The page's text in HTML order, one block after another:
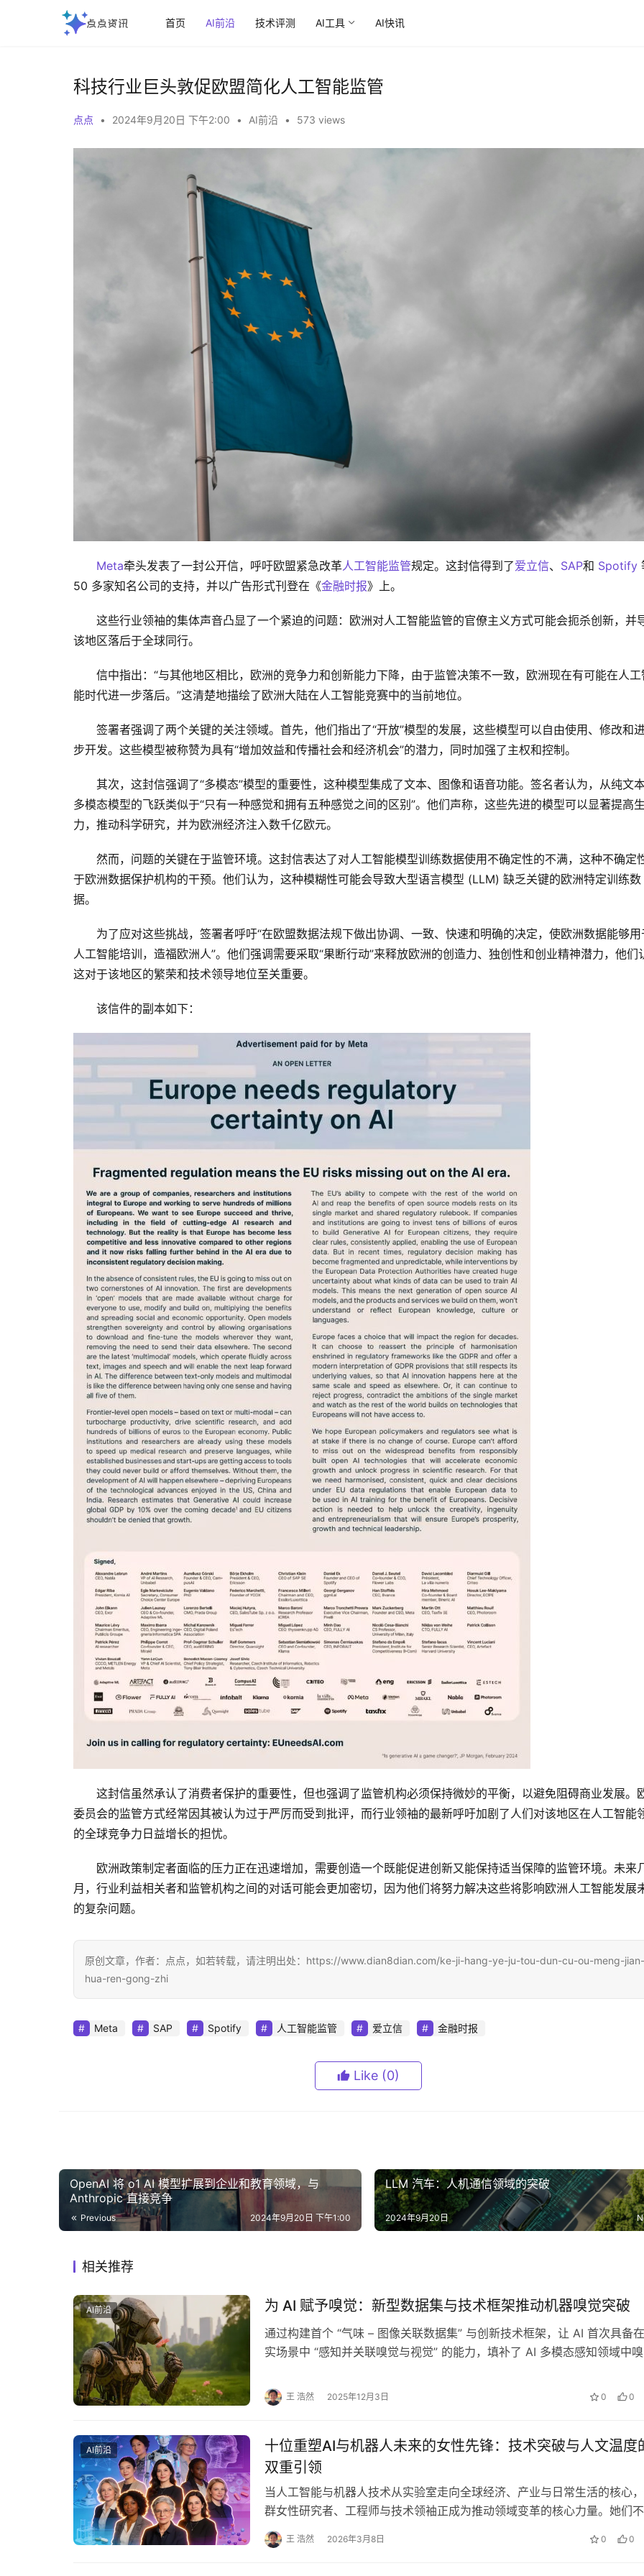
首页 AI前沿 技术评测 AI工具 AI快讯
科技行业巨头敦促欧盟简化人工智能监管
点点 • 2024年9月20日 下午2:00 • AI前沿 • 573 views
Meta牵头发表了一封公开信，呼吁欧盟紧急改革人工智能监管规定。这封信得到了爱立信、 SAP和 Spotify
50 多家知名公司的支持，并以广告形式刊登在《金融时报》上。
这些行业领袖的集体声音凸显了一个紧迫的问题：欧洲对人工智能监管的官僚主义方式可能会扼杀创新，并
该地区落后于全球同行。
信中指出：“与其他地区相比，欧洲的竞争力和创新能力下降，由于监管决策不一致，欧洲现在有可能在人工
能时代进一步落后。”这清楚地描绘了欧洲大陆在人工智能竞赛中的当前地位。
签署者强调了两个关键的关注领域。首先，他们指出了“开放”模型的发展，这些模型可以自由使用、修改和
步开发。这些模型被称赞为具有“增加效益和传播社会和经济机会”的潜力，同时加强了主权和控制。
其次，这封信强调了“多模态”模型的重要性，这种模型集成了文本、图像和语音功能。签名者认为，从纯文
多模态模型的飞跃类似于“只有一种感觉和拥有五种感觉之间的区别”。他们声称，这些先进的模型可以显著提高
力，推动科学研究，并为欧洲经济注入数千亿欧元。
然而，问题的关键在于监管环境。这封信表达了对人工智能模型训练数据使用不确定性的不满，这种不确定
于欧洲数据保护机构的干预。他们认为，这种模糊性可能会导致大型语言模型 (LLM) 缺乏关键的欧洲特定训练数
据。
为了应对这些挑战，签署者呼吁“在欧盟数据法规下做出协调、一致、快速和明确的决定，使欧洲数据能够用
人工智能培训，造福欧洲人”。他们强调需要采取“果断行动”来释放欧洲的创造力、独创性和创业精神潜力，他们
这对于该地区的繁荣和技术领导地位至关重要。
该信件的副本如下：
这封信虽然承认了消费者保护的重要性，但也强调了监管机构必须保持微妙的平衡，以避免阻碍商业发展。
委员会的监管方式经常因其被认为过于严厉而受到批评，而行业领袖的最新呼吁加剧了人们对该地区在人工智能
的全球竞争力日益增长的担忧。
欧洲政策制定者面临的压力正在迅速增加，需要创造一个既能促进创新又能保持适当保障的监管环境。未来
月，行业利益相关者和监管机构之间的对话可能会更加密切，因为他们将努力解决这些将影响欧洲人工智能发展
的复杂问题。
原创文章，作者：点点，如若转载，请注明出处：https://www.dian8dian.com/ke-ji-hang-ye-ju-tou-dun-cu-ou-meng-jian-
hua-ren-gong-zhi
Meta SAP Spotify 人工智能监管 爱立信 金融时报
Like (0)
OpenAI 将 o1 AI 模型扩展到企业和教育领域，与
Anthropic 直接竞争
Previous 2024年9月20日 下午1:00
LLM 汽车：人机通信领域的突破
2024年9月20日
相关推荐
AI前沿 为 AI 赋予嗅觉：新型数据集与技术框架推动机器嗅觉突破
通过构建首个 “气味 – 图像关联数据集” 与创新技术框架，让 AI 首次具备
实场景中 “感知并关联嗅觉与视觉” 的能力，填补了 AI 多模态感知领域中嗅
王 浩然 2025年12月3日 0 0
AI前沿
十位重塑AI与机器人未来的女性先锋：技术突破与人文温度
双重引领
当人工智能与机器人技术从实验室走向全球经济、产业与日常生活的核心
群女性研究者、工程师与技术领袖正成为推动领域变革的核心力量。她们不
在技术突破中扮演着奠基者的角色，更以人文视角…
王 浩然 2026年3月8日 0 0